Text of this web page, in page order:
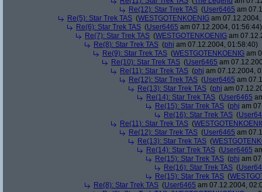
Re(12): Star Trek TAS (User6465 am
Re(5): Star Trek TAS (WESTGOTENKOENIG am
Re(6): Star Trek TAS (User6465 am 07.12.2004, 01:56:44)
Re(7): Star Trek TAS (WESTGOTENKOENIG am
Re(8): Star Trek TAS (phj am 07.12.2004, 01:58:40)
Re(9): Star Trek TAS (WESTGOTENKOENIG am
Re(10): Star Trek TAS (User6465 am
Re(11): Star Trek TAS (phj am 07.12.2004,
Re(12): Star Trek TAS (User6465 am
Re(13): Star Trek TAS (phj am
Re(14): Star Trek TAS (User6465
Re(15): Star Trek TAS (phj am
Re(16): Star Trek TAS (
Re(11): Star Trek TAS (
Re(12): Star Trek TAS (User6465 am
Re(13): Star Trek TAS (
Re(14): Star Trek TAS (User6465
Re(15): Star Trek TAS (phj am
Re(16): Star Trek TAS (
Re(15): Star Trek TAS (
Re(8): Star Trek TAS (User6465 am 07.12.2004,